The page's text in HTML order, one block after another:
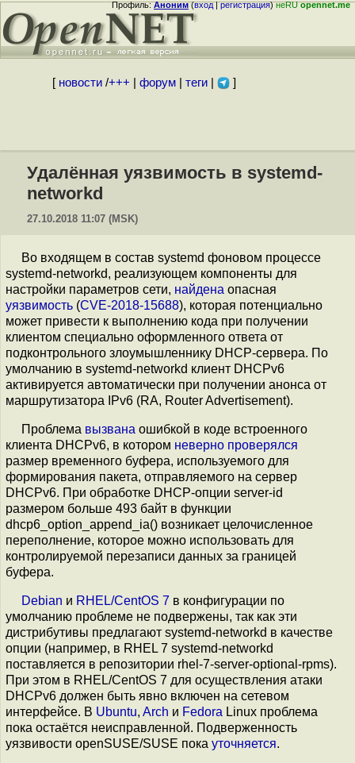
Профиль:Аноним(вход|регистрация)неRUopennet.me
[ новости/+++ форум| теги| ]
Удалённая уязвимость в systemd-
networkd
27.10.2018 11:07 (MSK)
Во входящем в состав systemd фоновом процессе
systemd-networkd, реализующем компоненты для
настройки параметров сети, найдена опасная
уязвимость (CVE-2018-15688), которая потенциально
может привести к выполнению кода при получении
клиентом специально оформленного ответа от
подконтрольного злоумышленнику DHCP-сервера. По
умолчанию в systemd-networkd клиент DHCPv6
активируется автоматически при получении анонса от
маршрутизатора IPv6 (RA, Router Advertisement).
Проблема вызвана ошибкой в коде встроенного
клиента DHCPv6, в котором неверно проверялся
размер временного буфера, используемого для
формирования пакета, отправляемого на сервер
DHCPv6. При обработке DHCP-опции server-id
размером больше 493 байт в функции
dhcp6_option_append_ia() возникает целочисленное
переполнение, которое можно использовать для
контролируемой перезаписи данных за границей
буфера.
Debian и RHEL/CentOS 7 в конфигурации по
умолчанию проблеме не подвержены, так как эти
дистрибутивы предлагают systemd-networkd в качестве
опции (например, в RHEL 7 systemd-networkd
поставляется в репозитории rhel-7-server-optional-rpms).
При этом в RHEL/CentOS 7 для осуществления атаки
DHCPv6 должен быть явно включен на сетевом
интерфейсе. В Ubuntu, Arch и Fedora Linux проблема
пока остаётся неисправленной. Подверженность
уязвивости openSUSE/SUSE пока уточняется.